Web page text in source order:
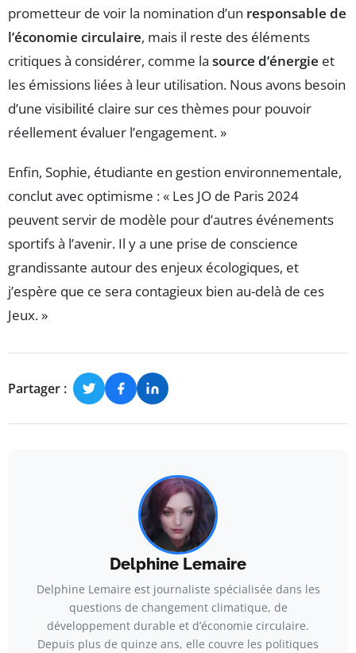
prometteur de voir la nomination d’un responsable de
l’économie circulaire, mais il reste des éléments
critiques à considérer, comme la source d’énergie et
les émissions liées à leur utilisation. Nous avons besoin
d’une visibilité claire sur ces thèmes pour pouvoir
réellement évaluer l’engagement. »
Enfin, Sophie, étudiante en gestion environnementale,
conclut avec optimisme : « Les JO de Paris 2024
peuvent servir de modèle pour d’autres événements
sportifs à l’avenir. Il y a une prise de conscience
grandissante autour des enjeux écologiques, et
j’espère que ce sera contagieux bien au-delà de ces
Jeux. »
Partager :
Delphine Lemaire
Delphine Lemaire est journaliste spécialisée dans les
questions de changement climatique, de
développement durable et d’économie circulaire.
Depuis plus de quinze ans, elle couvre les politiques